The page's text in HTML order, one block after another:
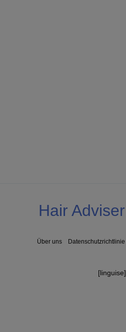
Hair Adviser
Über uns Datenschutzrichtlinie
[linguise]